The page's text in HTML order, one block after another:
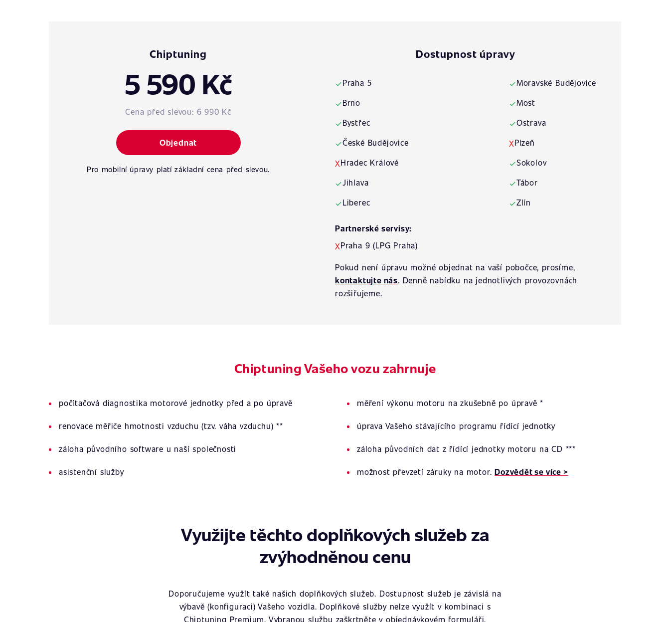
Chiptuning
5 590 Kč
Cena před slevou: 6 990 Kč
Objednat
Pro mobilní úpravy platí základní cena před slevou.
Dostupnost úpravy
✓Praha 5
✓Brno
✓Bystřec
✓České Budějovice
XHradec Králové
✓Jihlava
✓Liberec
✓Moravské Budějovice
✓Most
✓Ostrava
XPlzeň
✓Sokolov
✓Tábor
✓Zlín
Partnerské servisy:
XPraha 9 (LPG Praha)
Pokud není úpravu možné objednat na vaší pobočce, prosíme,
kontaktujte nás. Denně nabídku na jednotlivých provozovnách
rozšiřujeme.
Chiptuning Vašeho vozu zahrnuje
počítačová diagnostika motorové jednotky před a po úpravě měření výkonu motoru na zkušebně po úpravě *
renovace měřiče hmotnosti vzduchu (tzv. váha vzduchu) ** úprava Vašeho stávajícího programu řídící jednotky
záloha původního software u naší společnosti záloha původních dat z řídící jednotky motoru na CD ***
asistenční služby možnost převzetí záruky na motor.Dozvědět se více >
Využijte těchto doplňkových služeb za
zvýhodněnou cenu
Doporučujeme využít také našich doplňkových služeb. Dostupnost služeb je závislá na
výbavě (konfiguraci) Vašeho vozidla. Doplňkové služby nelze využít v kombinaci s
Chiptuning Premium. Vybranou službu zaškrtněte v objednávkovém formuláři.